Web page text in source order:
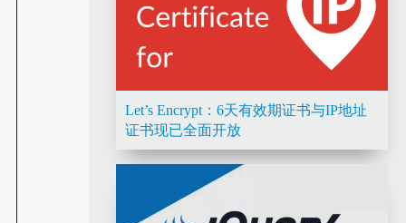
Let’s Encrypt：6天有效期证书与IP地址
证书现已全面开放